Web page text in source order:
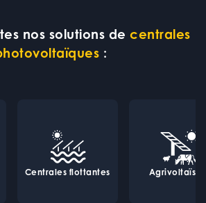
nos solutions decentrales
:
Centrales flottantes